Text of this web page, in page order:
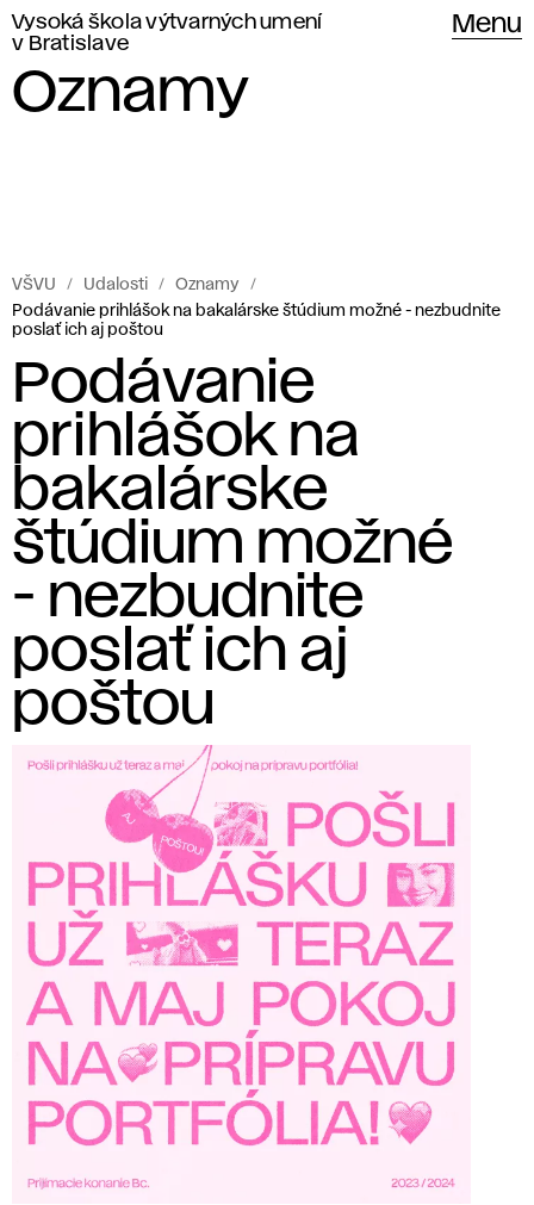
Vysoká škola výtvarných umení
v Bratislave
Menu
Oznamy
VŠVU Udalosti
Oznamy
Podávanie prihlášok na bakalárske štúdium možné - nezbudnite
poslať ich aj poštou
Podávanie
prihlášok na
bakalárske
štúdium možné
- nezbudnite
poslať ich aj
poštou